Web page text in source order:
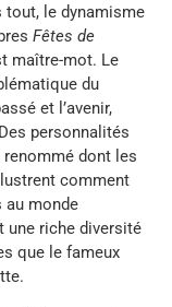
tout, le dynamisme
Fêtes de
maître-mot. Le
du
et l’avenir,
personnalités
dont les
comment
au monde
une riche diversité
que le fameux